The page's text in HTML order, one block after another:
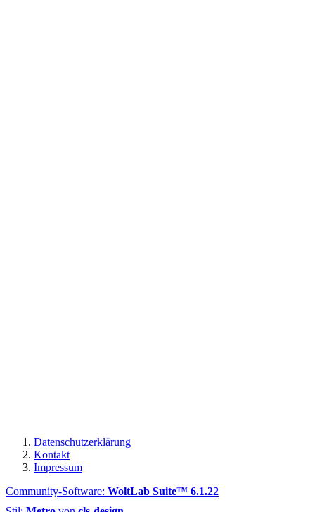
Datenschutzerklärung
Kontakt
Impressum
Community-Software: WoltLab Suite™ 6.1.22